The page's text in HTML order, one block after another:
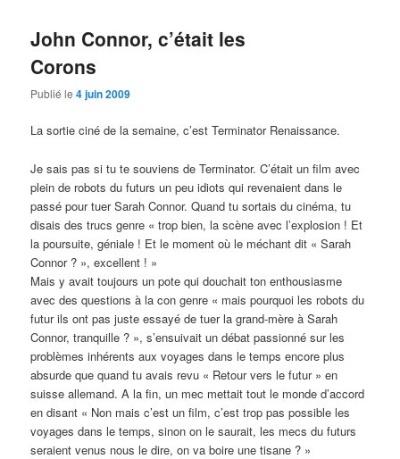
John Connor, c’était les
Corons
Publié le4 juin 2009
La sortie ciné de la semaine, c’est Terminator Renaissance.
Je sais pas si tu te souviens de Terminator. C’était un film avec
plein de robots du futurs un peu idiots qui revenaient dans le
passé pour tuer Sarah Connor. Quand tu sortais du cinéma, tu
disais des trucs genre « trop bien, la scène avec l’explosion ! Et
la poursuite, géniale ! Et le moment où le méchant dit « Sarah
Connor ? », excellent ! »
Mais y avait toujours un pote qui douchait ton enthousiasme
avec des questions à la con genre « mais pourquoi les robots du
futur ils ont pas juste essayé de tuer la grand-mère à Sarah
Connor, tranquille ? », s’ensuivait un débat passionné sur les
problèmes inhérents aux voyages dans le temps encore plus
absurde que quand tu avais revu « Retour vers le futur » en
suisse allemand. A la fin, un mec mettait tout le monde d’accord
en disant « Non mais c’est un film, c’est trop pas possible les
voyages dans le temps, sinon on le saurait, les mecs du futurs
seraient venus nous le dire, on va boire une tisane ? »